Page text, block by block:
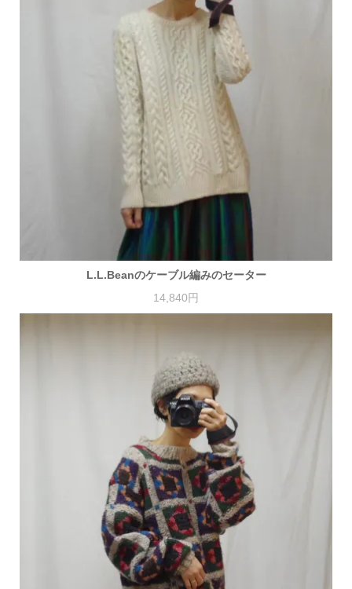
L.L.Beanのケーブル編みのセーター
14,840円